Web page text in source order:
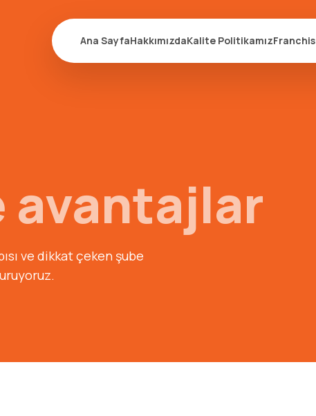
Ana SayfaHakkımızdaKalite Politikamız
avantajlar
ve dikkat çeken şube